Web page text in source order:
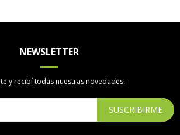
NEWSLETTER
y recibí todas nuestras novedades!
SUSCRIBIRME